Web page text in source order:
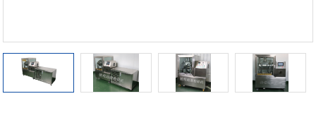
中药磨粉机
中药超细打粉机